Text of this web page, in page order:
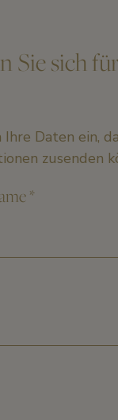
Sie sich
Ihre Daten ein,
zusenden
*